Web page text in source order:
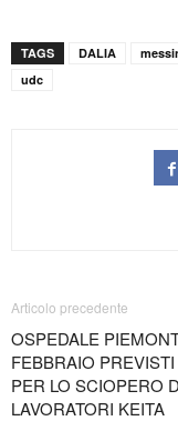
TAGS DALIA
udc
Articolo precedente
OSPEDALE
FEBBRAIO
PER LO SCIOPERO
LAVORATORI KEITA